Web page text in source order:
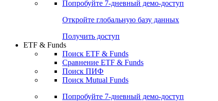
Попробуйте 7-дневный демо-доступ
Откройте глобальную базу данных
Получить доступ
ETF & Funds
Поиск ETF & Funds
Сравнение ETF & Funds
Поиск ПИФ
Поиск Mutual Funds
Попробуйте 7-дневный демо-доступ